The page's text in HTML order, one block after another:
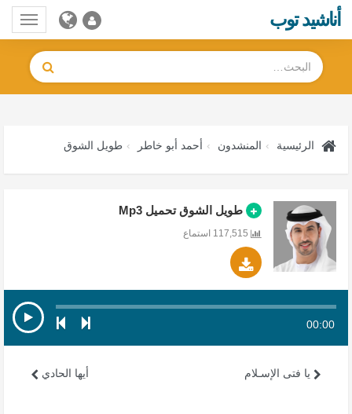
أناشيد توب
الرئيسية المنشدون أحمد أبو خاطر طويل الشوق
طويل الشوق تحميل Mp3
00:00
أيها الحادي يا فتى الإسـلام